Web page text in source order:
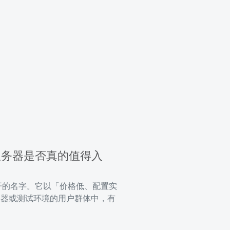
器是否真的值得入
名字。它以「价格低、配置实
或测试环境的用户群体中，有